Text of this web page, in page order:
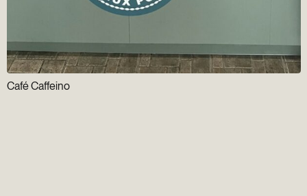
Café Caffeino